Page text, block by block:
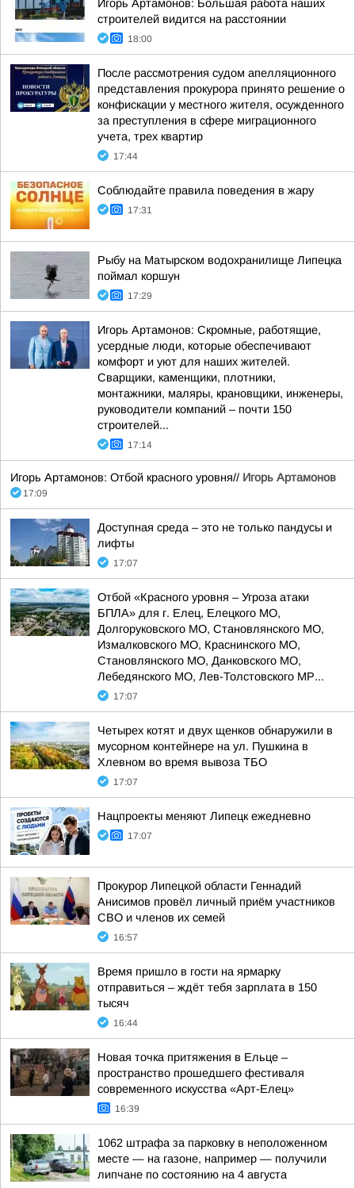
Игорь Артамонов: Большая работа наших
строителей видится на расстоянии
18:00
После рассмотрения судом апелляционного
представления прокурора принято решение о
конфискации у местного жителя, осужденного
за преступления в сфере миграционного
учета, трех квартир
17:44
Соблюдайте правила поведения в жару
17:31
Рыбу на Матырском водохранилище Липецка
поймал коршун
17:29
Игорь Артамонов: Скромные, работящие,
усердные люди, которые обеспечивают
комфорт и уют для наших жителей.
Сварщики, каменщики, плотники,
монтажники, маляры, крановщики, инженеры,
руководители компаний – почти 150
строителей...
17:14
Игорь Артамонов: Отбой красного уровня// Игорь Артамонов
17:09
Доступная среда – это не только пандусы и
лифты
17:07
Отбой «Красного уровня – Угроза атаки
БПЛА» для г. Елец, Елецкого МО,
Долгоруковского МО, Становлянского МО,
Измалковского МО, Краснинского МО,
Становлянского МО, Данковского МО,
Лебедянского МО, Лев-Толстовского МР...
17:07
Четырех котят и двух щенков обнаружили в
мусорном контейнере на ул. Пушкина в
Хлевном во время вывоза ТБО
17:07
Нацпроекты меняют Липецк ежедневно
17:07
Прокурор Липецкой области Геннадий
Анисимов провёл личный приём участников
СВО и членов их семей
16:57
Время пришло в гости на ярмарку
отправиться – ждёт тебя зарплата в 150
тысяч
16:44
Новая точка притяжения в Ельце –
пространство прошедшего фестиваля
современного искусства «Арт-Елец»
16:39
1062 штрафа за парковку в неположенном
месте — на газоне, например — получили
липчане по состоянию на 4 августа